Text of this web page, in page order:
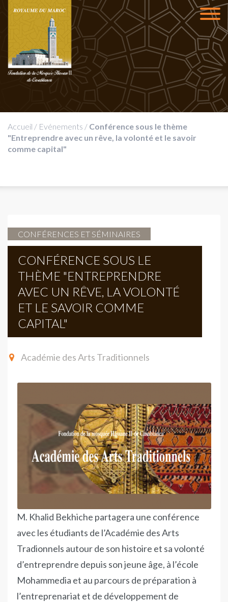
Accueil / Evénements / Conférence sous le thème
"Entreprendre avec un rêve, la volonté et le savoir
comme capital"
CONFÉRENCES ET SÉMINAIRES
CONFÉRENCE SOUS LE
THÈME "ENTREPRENDRE
AVEC UN RÊVE, LA VOLONTÉ
ET LE SAVOIR COMME
CAPITAL"
Académie des Arts Traditionnels
M. Khalid Bekhiche partagera une conférence
avec les étudiants de l’Académie des Arts
Tradionnels autour de son histoire et sa volonté
d’entreprendre depuis son jeune âge, à l’école
Mohammedia et au parcours de préparation à
l’entreprenariat et de développement de